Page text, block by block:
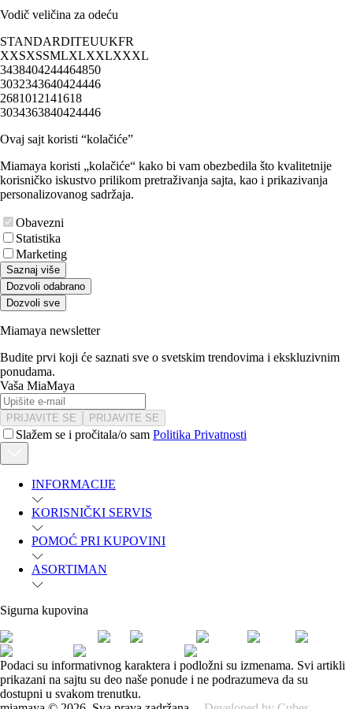
Vodič veličina za odeću
STANDARDITEUUKFR
XXSXSSMLXLXXLXXXL
3438404244464850
3032343640424446
2681012141618
3034363840424446
Ovaj sajt koristi “kolačiće”
Miamaya koristi „kolačiće“ kako bi vam obezbedila što kvalitetnije
korisničko iskustvo prilikom pretraživanja sajta, kao i prikazivanja
personalizovanog sadržaja.
Obavezni
Statistika
Marketing
Saznaj više
Dozvoli odabrano
Dozvoli sve
Miamaya newsletter
Budite prvi koji će saznati sve o svetskim trendovima i ekskluzivnim
ponudama.
Vaša MiaMaya
PRIJAVITE SE PRIJAVITE SE
Slažem se i pročitala/o sam Politika Privatnosti
INFORMACIJE
KORISNIČKI SERVIS
POMOĆ PRI KUPOVINI
ASORTIMAN
Sigurna kupovina
Podaci su informativnog karaktera i podložni su izmenama. Svi artikli
prikazani na sajtu su deo naše ponude i ne podrazumeva da su
dostupni u svakom trenutku.